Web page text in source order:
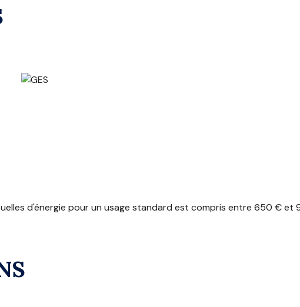
d'énergie pour un usage standard est compris entre 650 € et